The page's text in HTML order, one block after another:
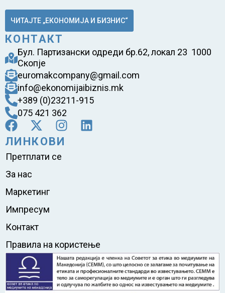
ЧИТАЈТЕ „ЕКОНОМИЈА И БИЗНИС“
КОНТАКТ
Бул. Партизански одреди бр.62, локал 23 1000
Скопје
euromakcompany@gmail.com
info@ekonomijaibiznis.mk
+389 (0)23211-915
075 421 362
ЛИНКОВИ
Претплати се
За нас
Маркетинг
Импресум
Контакт
Правила на користење